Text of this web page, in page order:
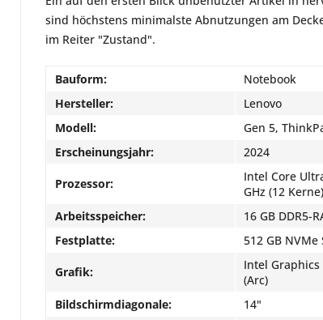
sind höchstens minimalste Abnutzungen am
im Reiter "Zustand".
Bauform:
Notebook
Hersteller:
Lenovo
Modell:
Gen 5,
Erscheinungsjahr:
2024
Prozessor:
Intel Core
GHz (12 Kerne)
Arbeitsspeicher:
16 GB DDR5-
Festplatte:
512 GB NVMe
Grafik:
Intel Graphics
(Arc)
Bildschirmdiagonale:
14"